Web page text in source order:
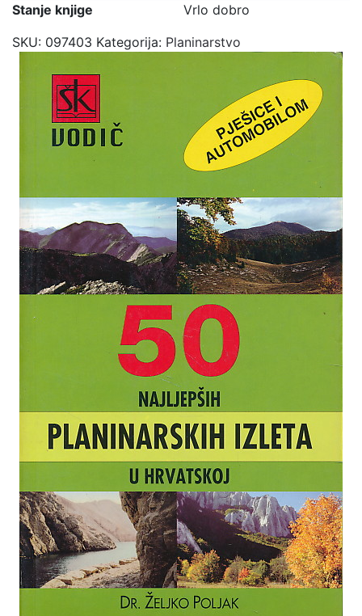
Stanje knjige
Vrlo dobro
SKU: 097403 Kategorija: Planinarstvo